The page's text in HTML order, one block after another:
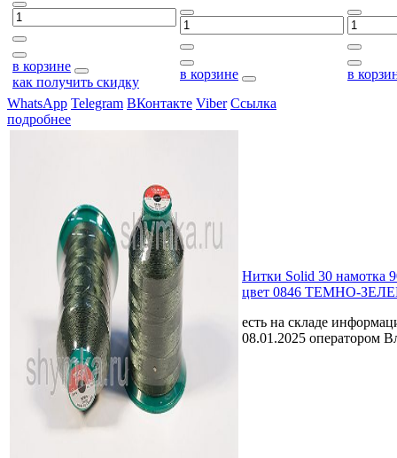
в корзине
как получить скидку
в корзине
в
WhatsApp Telegram ВКонтакте Viber Ссылка
подробнее
Нитки Solid 30 намотка
цвет 0846 ТЕМНО-
есть на складе
08.01.2025 оператором